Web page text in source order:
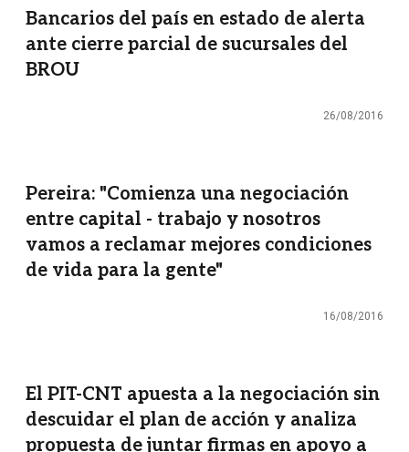
Bancarios del país en estado de alerta
ante cierre parcial de sucursales del
BROU
26/08/2016
Pereira: "Comienza una negociación
entre capital - trabajo y nosotros
vamos a reclamar mejores condiciones
de vida para la gente"
16/08/2016
El PIT-CNT apuesta a la negociación sin
descuidar el plan de acción y analiza
propuesta de juntar firmas en apoyo a